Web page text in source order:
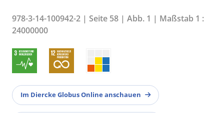
978-3-14-100942-2 | Seite 58 | Abb. 1 | Maßstab 1 :
24000000
Im Diercke Globus Online anschauen